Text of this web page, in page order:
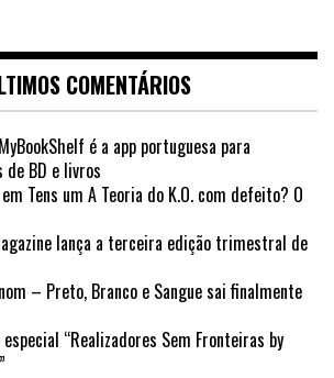
COMENTÁRIOS
MyBookShelf é a app portuguesa para
de BD e livros
em Tens um A Teoria do K.O. com defeito? O
lança a terceira edição trimestral de
– Preto, Branco e Sangue sai finalmente
“Realizadores Sem Fronteiras by